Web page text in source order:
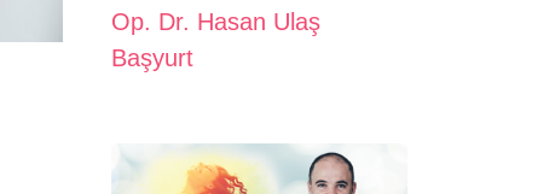
Op. Dr. Hasan Ulaş
Başyurt